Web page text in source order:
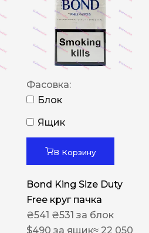
Фасовка:
Блок
Ящик
В Корзину
Bond King Size Duty
Free круг пачка
₴541 ₴531 за блок
$490 за ящик≈ 22 050